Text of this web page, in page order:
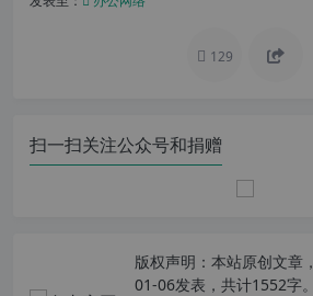
129
扫一扫关注公众号和捐赠
版权声明： 本站原创文章
01-06发表，共计1552字。